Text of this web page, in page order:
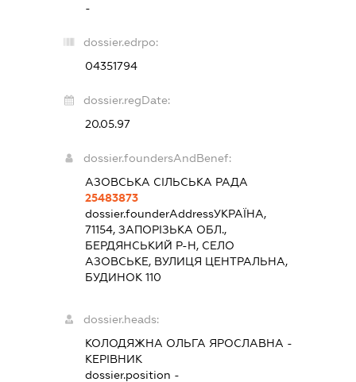
-
dossier.edrpo:
04351794
dossier.regDate:
20.05.97
dossier.foundersAndBenef:
АЗОВСЬКА СІЛЬСЬКА РАДА
25483873
dossier.founderAddressУКРАЇНА,
71154, ЗАПОРІЗЬКА ОБЛ.,
БЕРДЯНСЬКИЙ Р-Н, СЕЛО
АЗОВСЬКЕ, ВУЛИЦЯ ЦЕНТРАЛЬНА,
БУДИНОК 110
dossier.heads:
КОЛОДЯЖНА ОЛЬГА ЯРОСЛАВНА -
КЕРІВНИК
dossier.position -